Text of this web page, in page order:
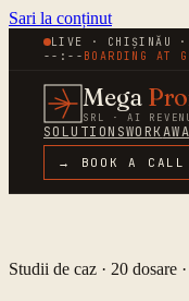
Sari la conținut
LIVE · CHIȘINĂU
--:-- BOARDING AT
Mega
SRL · AI
SOLUTIONSWORK
→ BOOK A CALL
Studii de caz · 20 dosare